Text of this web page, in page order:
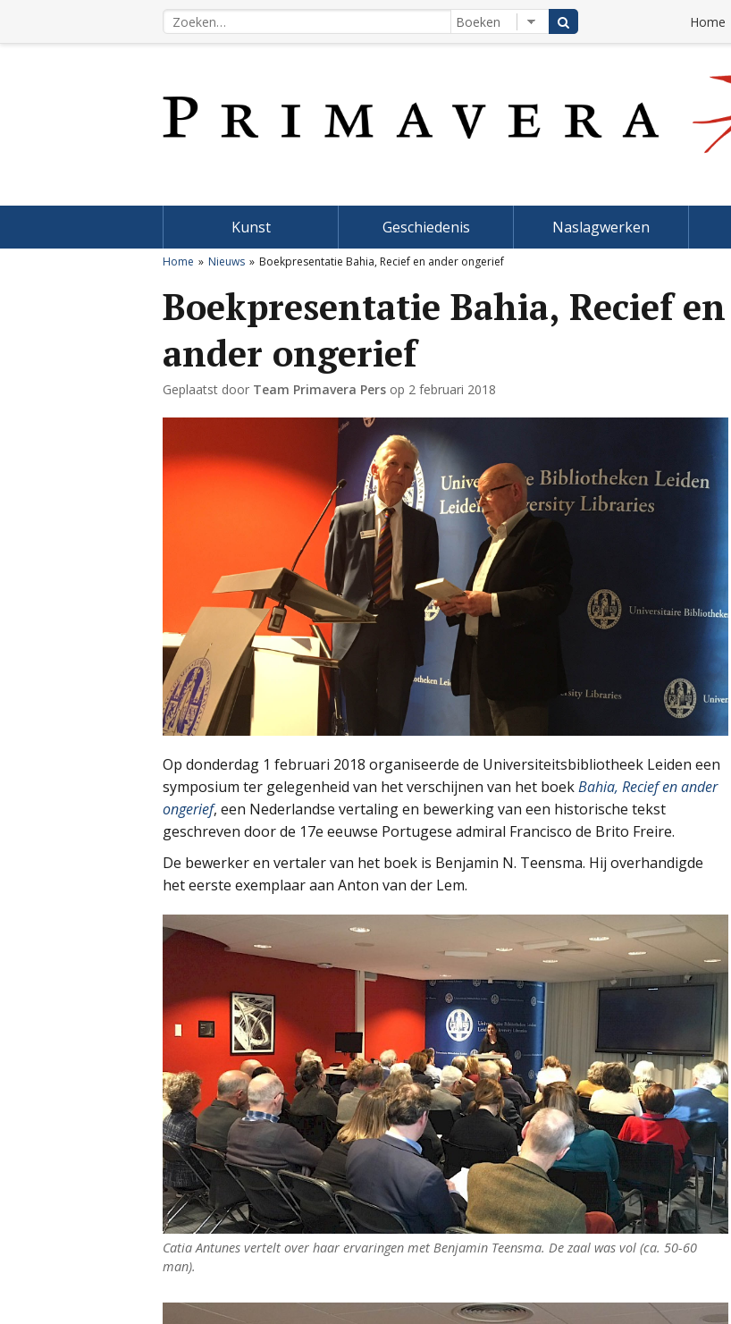
Home
Kunst Geschiedenis Naslagwerken
Home Nieuws Boekpresentatie Bahia, Recief en ander ongerief
Boekpresentatie Bahia, Recief en
ander ongerief
Geplaatst door Team Primavera Pers op 2 februari 2018
Op donderdag 1 februari 2018 organiseerde de Universiteitsbibliotheek Leiden een
symposium ter gelegenheid van het verschijnen van het boekBahia, Recief en ander
ongerief, een Nederlandse vertaling en bewerking van een historische tekst
geschreven door de 17e eeuwse Portugese admiral Francisco de Brito Freire.
De bewerker en vertaler van het boek is Benjamin N. Teensma. Hij overhandigde
het eerste exemplaar aan Anton van der Lem.
Catia Antunes vertelt over haar ervaringen met Benjamin Teensma. De zaal was vol (ca. 50-60
man).